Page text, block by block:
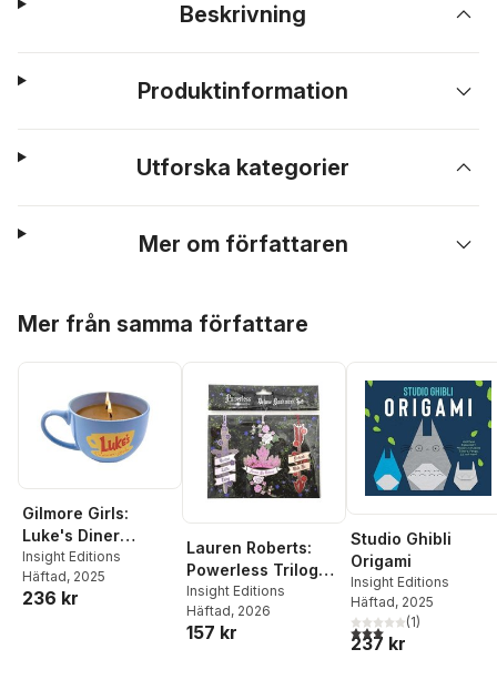
Beskrivning
Produktinformation
Utforska kategorier
Mer om författaren
Mer från samma författare
Gilmore Girls:
Luke's Diner
Coffee Cup Candle
Insight Editions
Häftad, 2025
236 kr
Lauren Roberts:
Powerless Trilogy
Deluxe Bookmark
Set (Set of 3)
Insight Editions
Häftad, 2026
157 kr
Studio Ghibli
Origami
Insight Editions
Häftad, 2025
3,0utav 5 stjärnor.
(1)
237 kr